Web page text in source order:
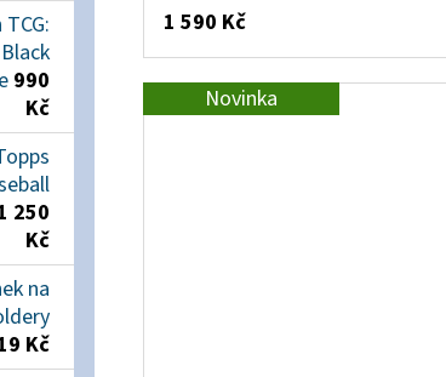
990
Kč
250
Kč
na
Kč
1 590 Kč
Novinka